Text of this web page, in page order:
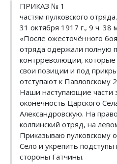
ПРИКАЗ № 1
частям пулковского отряда.
31 октября 1917 г., 9 ч. 38
«После ожесточённого боя
отряда одержали полную
контрреволюции, которые
свои позиции и под
отступают к Павловскому
Наши наступающие части
оконечность Царского
Александровскую. На
колпинский отряд, на
Приказываю пулковскому
Село и укрепить подступы
стороны Гатчины.